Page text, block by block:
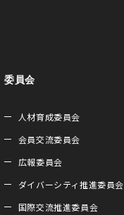
委員会
人材育成委員会
会員交流委員会
広報委員会
ダイバーシティ推進委員会
国際交流推進委員会